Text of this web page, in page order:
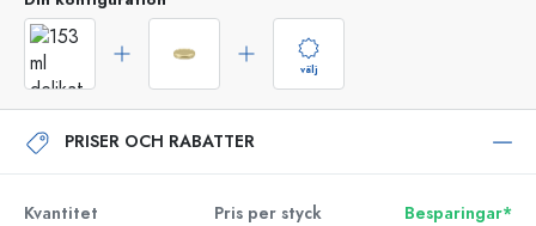
välj
PRISER OCH RABATTER
Kvantitet Pris per styck
Besparingar*